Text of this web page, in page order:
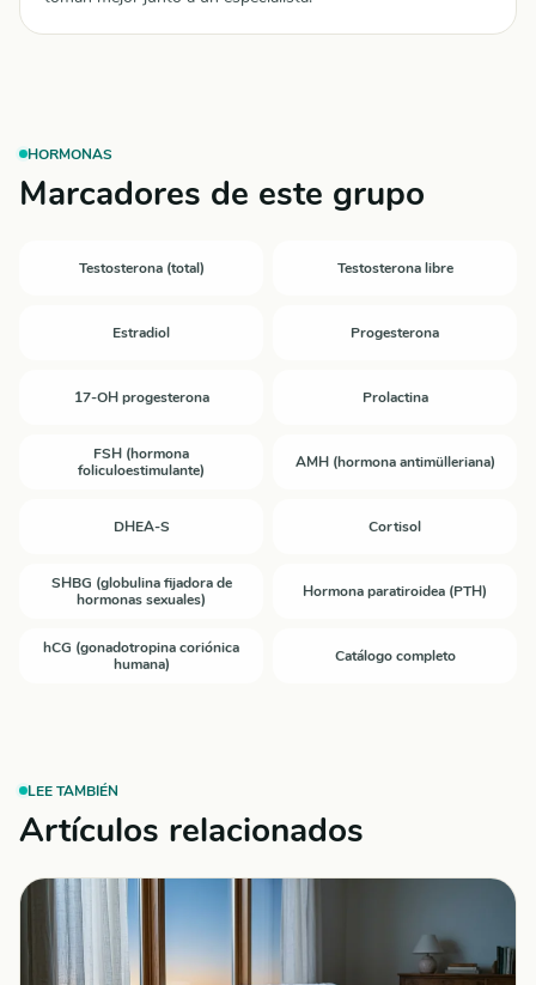
HORMONAS
Marcadores de este grupo
Testosterona (total) Testosterona libre
Estradiol Progesterona
17-OH progesterona Prolactina
FSH (hormona
foliculoestimulante)
AMH (hormona antimülleriana)
DHEA-S Cortisol
SHBG (globulina fijadora de
hormonas sexuales)
Hormona paratiroidea (PTH)
hCG (gonadotropina coriónica
humana)
Catálogo completo
LEE TAMBIÉN
Artículos relacionados